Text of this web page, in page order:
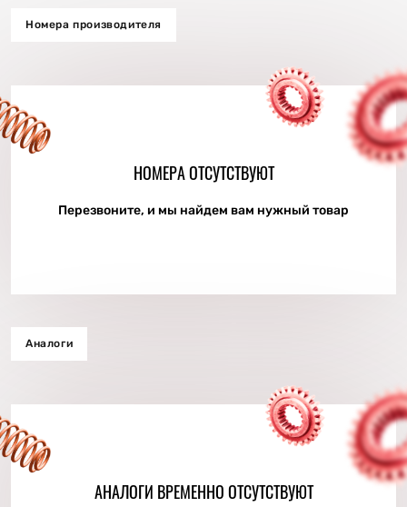
Номера производителя
НОМЕРА ОТСУТСТВУЮТ
Перезвоните, и мы найдем вам нужный товар
Аналоги
АНАЛОГИ ВРЕМЕННО ОТСУТСТВУЮТ